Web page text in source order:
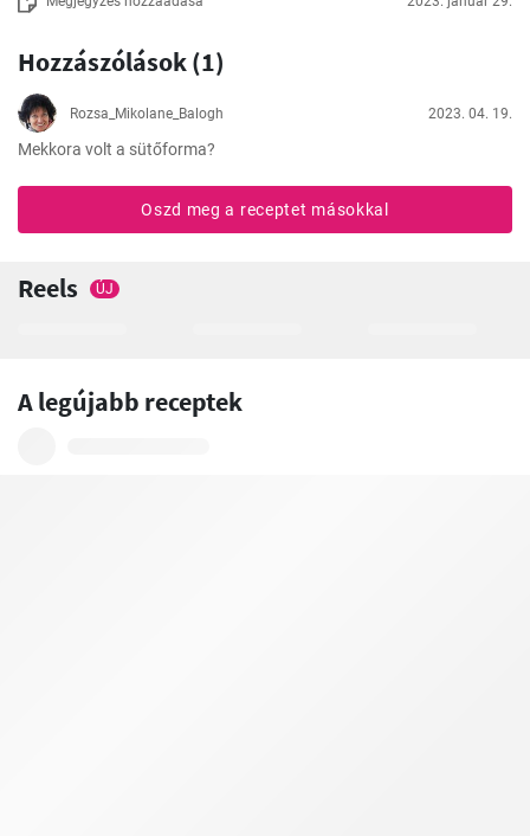
Hozzászólások (1)
Rozsa_Mikolane_Balogh 2023. 04. 19.
Mekkora volt a sütőforma?
Oszd meg a receptet másokkal
Reels ÚJ
A legújabb receptek